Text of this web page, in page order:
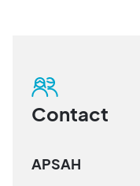
Contact
APSAH